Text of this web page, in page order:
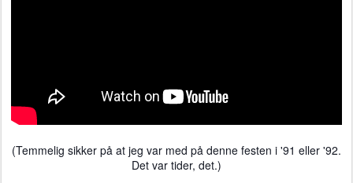
(Temmelig sikker på at jeg var med på denne festen i '91 eller '92.
Det var tider, det.)